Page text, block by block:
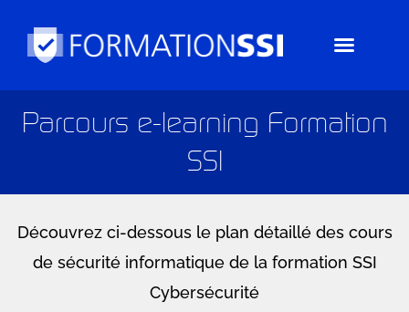
contenu
Parcours e-learning Formation
SSI
Découvrez ci-dessous le plan détaillé des cours
de sécurité informatique de la formation SSI
Cybersécurité